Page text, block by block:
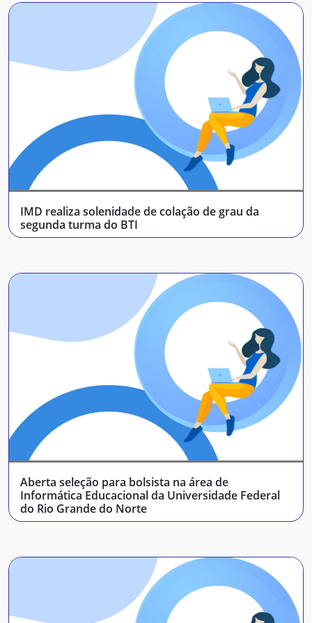
IMD realiza solenidade de colação de grau da
segunda turma do BTI
Aberta seleção para bolsista na área de
Informática Educacional da Universidade Federal
do Rio Grande do Norte